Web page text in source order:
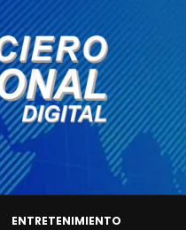
ENTRETENIMIENTO